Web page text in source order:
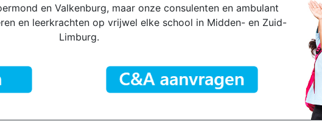
en Valkenburg, maar onze consulenten en ambulant
en leerkrachten op vrijwel elke school in Midden- en Zuid-
Limburg.